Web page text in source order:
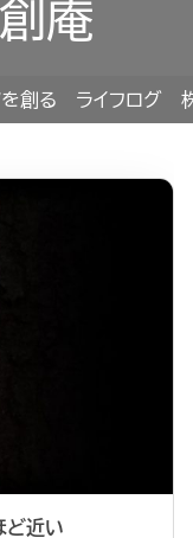
庵
を創る ライフログ
ど近い